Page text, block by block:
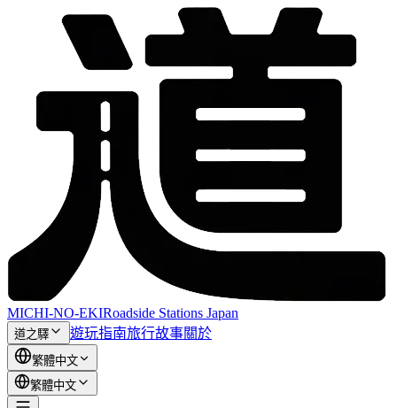
MICHI-NO-EKIRoadside Stations Japan
道之驛 遊玩指南旅行故事關於
繁體中文
繁體中文